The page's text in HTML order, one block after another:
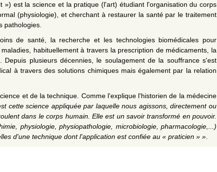
») est la science et la pratique (l'art) étudiant l'organisation du corps
(physiologie), et cherchant à restaurer la santé par le traitement
pathologies.
de santé, la recherche et les technologies biomédicales pour
habituellement à travers la prescription de médicaments, la
plusieurs décennies, le soulagement de la souffrance s'est
à travers des solutions chimiques mais également par la relation
et de la technique. Comme l'explique l'historien de la médecine
cette science appliquée par laquelle nous agissons, directement ou
dans le corps humain. Elle est un savoir transformé en pouvoir.
physiologie, physiopathologie, microbiologie, pharmacologie,...)
d'une technique dont l'application est confiée au « praticien » »